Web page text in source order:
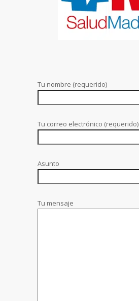
Tu nombre (requerido)
Tu correo electrónico (requerido)
Asunto
Tu mensaje